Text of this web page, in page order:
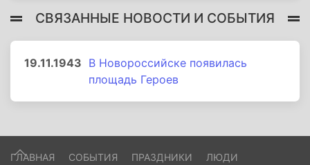
СВЯЗАННЫЕ НОВОСТИ И СОБЫТИЯ
19.11.1943 В Новороссийске появилась
площадь Героев
ГЛАВНАЯ СОБЫТИЯ ПРАЗДНИКИ
ЛЮДИ